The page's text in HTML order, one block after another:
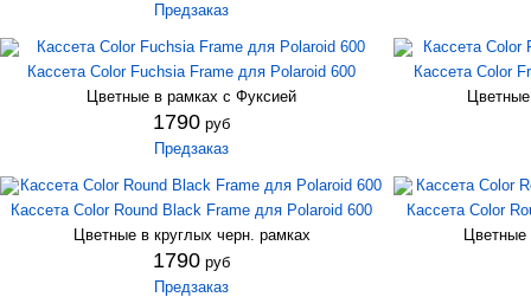
Предзаказ
Кассета Color Fuchsia Frame для Polaroid 600
Цветные в рамках с Фуксией
1790 руб
Предзаказ
Кассета Color
Кассета Color Round Black Frame для Polaroid 600
Цветные в круглых черн. рамках
1790 руб
Предзаказ
Кассета Color
Цветные